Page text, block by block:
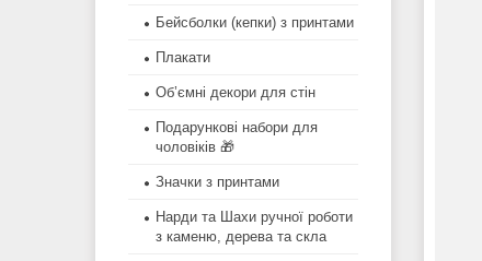
Бейсболки (кепки) з принтами
Плакати
Об’ємні декори для стін
Подарункові набори для
чоловіків 🎁
Значки з принтами
Нарди та Шахи ручної роботи
з каменю, дерева та скла